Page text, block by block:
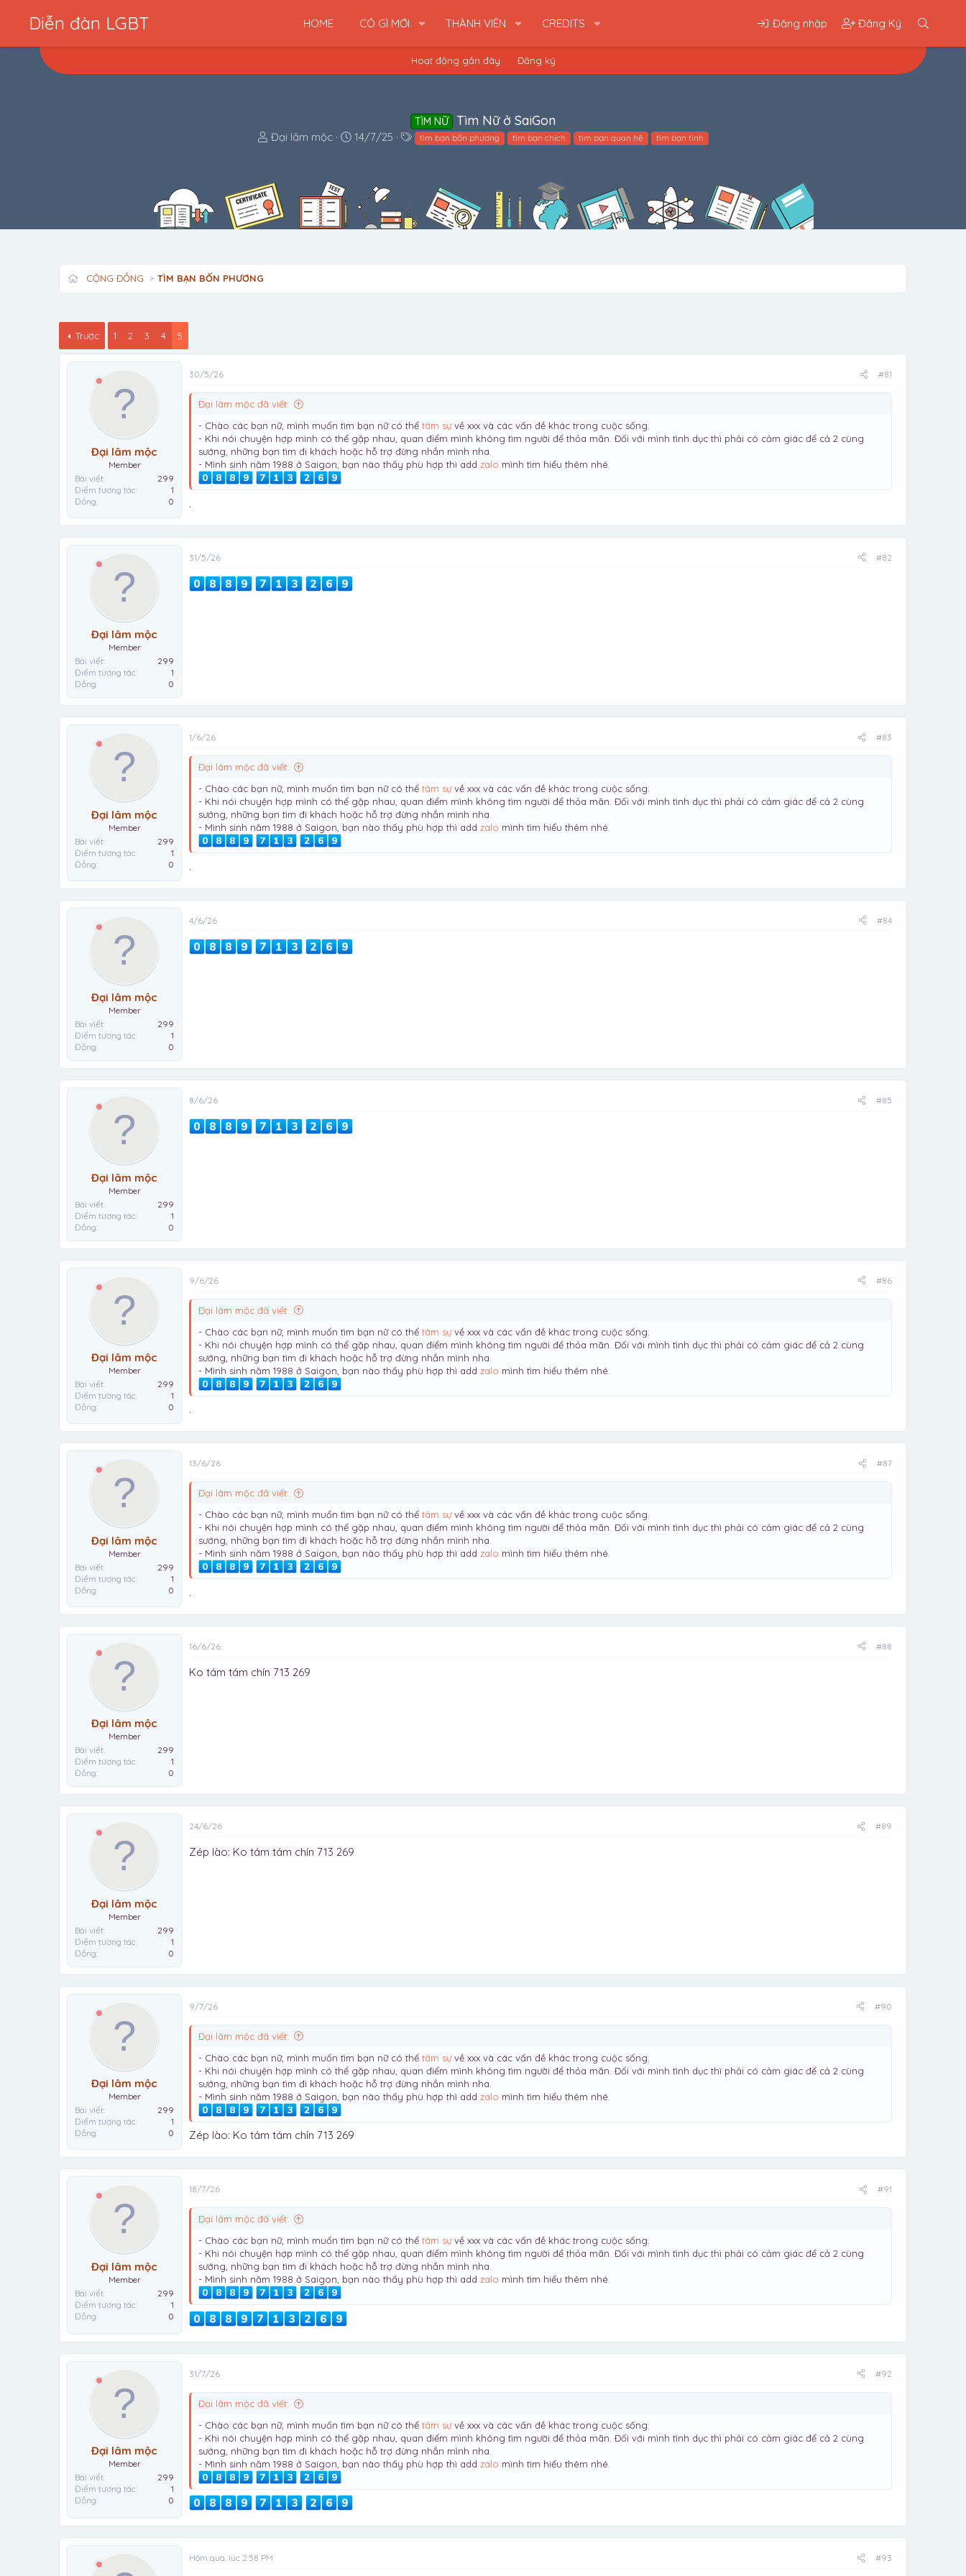
Diễn đàn LGBT HOME CÓ GÌ MỚI THÀNH VIÊN CREDITS Đăng nhập Đăng Ký
Hoạt động gần đây Đăng ký
TÌM NỮ Tìm Nữ ở SaiGon
B
đ
ầ
u
Đại lâm mộc
N
ắ
t
14/7/25
Ttìm bạn bốn phương tìm bạn chịch tìm bạn quan hệ tìm bạn tình
CỘNG ĐỒNG TÌM BẠN BỐN PHƯƠNG
Trước 1 2 3 4 5
Đại lâm mộc
Member
Bài viết
299
Điểm tương tác
1
Đồng
0
30/5/26 #81
Đại lâm mộc đã viết:
- Chào các bạn nữ, mình muốn tìm bạn nữ có thể tâm sựvề xxx và các vấn đề khác trong cuộc sống.
- Khi nói chuyện hợp mình có thể gặp nhau, quan điểm mình không tìm người để thỏa mãn. Đối với mình tình dục thì phải có cảm giác để cả 2 cùng
sướng, những bạn tìm đi khách hoặc hỗ trợ đừng nhắn mình nha.
- Mình sinh năm 1988 ở Saigon, bạn nào thấy phù hợp thì add zalo mình tìm hiểu thêm nhé.
.
Đại lâm mộc
Member
Bài viết
299
Điểm tương tác
1
Đồng
0
31/5/26 #82
Đại lâm mộc
Member
Bài viết
299
Điểm tương tác
1
Đồng
0
1/6/26 #83
Đại lâm mộc đã viết:
- Chào các bạn nữ, mình muốn tìm bạn nữ có thể tâm sựvề xxx và các vấn đề khác trong cuộc sống.
- Khi nói chuyện hợp mình có thể gặp nhau, quan điểm mình không tìm người để thỏa mãn. Đối với mình tình dục thì phải có cảm giác để cả 2 cùng
sướng, những bạn tìm đi khách hoặc hỗ trợ đừng nhắn mình nha.
- Mình sinh năm 1988 ở Saigon, bạn nào thấy phù hợp thì add zalo mình tìm hiểu thêm nhé.
.
Đại lâm mộc
Member
Bài viết
299
Điểm tương tác
1
Đồng
0
4/6/26 #84
Đại lâm mộc
Member
Bài viết
299
Điểm tương tác
1
Đồng
0
8/6/26 #85
Đại lâm mộc
Member
Bài viết
299
Điểm tương tác
1
Đồng
0
9/6/26 #86
Đại lâm mộc đã viết:
- Chào các bạn nữ, mình muốn tìm bạn nữ có thể tâm sựvề xxx và các vấn đề khác trong cuộc sống.
- Khi nói chuyện hợp mình có thể gặp nhau, quan điểm mình không tìm người để thỏa mãn. Đối với mình tình dục thì phải có cảm giác để cả 2 cùng
sướng, những bạn tìm đi khách hoặc hỗ trợ đừng nhắn mình nha.
- Mình sinh năm 1988 ở Saigon, bạn nào thấy phù hợp thì add zalo mình tìm hiểu thêm nhé.
.
Đại lâm mộc
Member
Bài viết
299
Điểm tương tác
1
Đồng
0
13/6/26 #87
Đại lâm mộc đã viết:
- Chào các bạn nữ, mình muốn tìm bạn nữ có thể tâm sựvề xxx và các vấn đề khác trong cuộc sống.
- Khi nói chuyện hợp mình có thể gặp nhau, quan điểm mình không tìm người để thỏa mãn. Đối với mình tình dục thì phải có cảm giác để cả 2 cùng
sướng, những bạn tìm đi khách hoặc hỗ trợ đừng nhắn mình nha.
- Mình sinh năm 1988 ở Saigon, bạn nào thấy phù hợp thì add zalo mình tìm hiểu thêm nhé.
.
Đại lâm mộc
Member
Bài viết
299
Điểm tương tác
1
Đồng
0
16/6/26 #88
Ko tám tám chín 713 269
Đại lâm mộc
Member
Bài viết
299
Điểm tương tác
1
Đồng
0
24/6/26 #89
Zép lào: Ko tám tám chín 713 269
Đại lâm mộc
Member
Bài viết
299
Điểm tương tác
1
Đồng
0
9/7/26 #90
Đại lâm mộc đã viết:
- Chào các bạn nữ, mình muốn tìm bạn nữ có thể tâm sựvề xxx và các vấn đề khác trong cuộc sống.
- Khi nói chuyện hợp mình có thể gặp nhau, quan điểm mình không tìm người để thỏa mãn. Đối với mình tình dục thì phải có cảm giác để cả 2 cùng
sướng, những bạn tìm đi khách hoặc hỗ trợ đừng nhắn mình nha.
- Mình sinh năm 1988 ở Saigon, bạn nào thấy phù hợp thì add zalo mình tìm hiểu thêm nhé.
Zép lào: Ko tám tám chín 713 269
Đại lâm mộc
Member
Bài viết
299
Điểm tương tác
1
Đồng
0
18/7/26 #91
Đại lâm mộc đã viết:
- Chào các bạn nữ, mình muốn tìm bạn nữ có thể tâm sựvề xxx và các vấn đề khác trong cuộc sống.
- Khi nói chuyện hợp mình có thể gặp nhau, quan điểm mình không tìm người để thỏa mãn. Đối với mình tình dục thì phải có cảm giác để cả 2 cùng
sướng, những bạn tìm đi khách hoặc hỗ trợ đừng nhắn mình nha.
- Mình sinh năm 1988 ở Saigon, bạn nào thấy phù hợp thì add zalo mình tìm hiểu thêm nhé.
Đại lâm mộc
Member
Bài viết
299
Điểm tương tác
1
Đồng
0
31/7/26 #92
Đại lâm mộc đã viết:
- Chào các bạn nữ, mình muốn tìm bạn nữ có thể tâm sựvề xxx và các vấn đề khác trong cuộc sống.
- Khi nói chuyện hợp mình có thể gặp nhau, quan điểm mình không tìm người để thỏa mãn. Đối với mình tình dục thì phải có cảm giác để cả 2 cùng
sướng, những bạn tìm đi khách hoặc hỗ trợ đừng nhắn mình nha.
- Mình sinh năm 1988 ở Saigon, bạn nào thấy phù hợp thì add zalo mình tìm hiểu thêm nhé.
Hôm qua, lúc 2:58 PM #93